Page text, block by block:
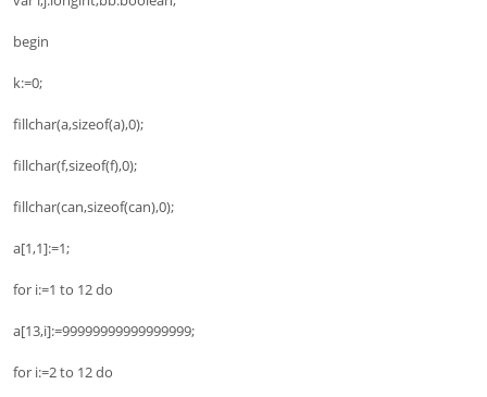
begin
k:=0;
fillchar(a,sizeof(a),0);
fillchar(f,sizeof(f),0);
fillchar(can,sizeof(can),0);
a[1,1]:=1;
for i:=1 to 12 do
a[13,i]:=99999999999999999;
for i:=2 to 12 do